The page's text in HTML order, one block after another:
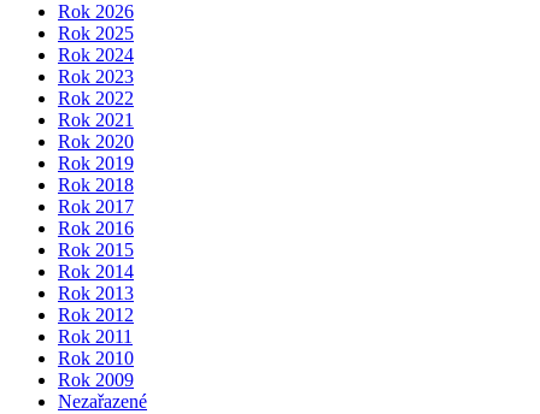
Rok 2026
Rok 2025
Rok 2024
Rok 2023
Rok 2022
Rok 2021
Rok 2020
Rok 2019
Rok 2018
Rok 2017
Rok 2016
Rok 2015
Rok 2014
Rok 2013
Rok 2012
Rok 2011
Rok 2010
Rok 2009
Nezařazené